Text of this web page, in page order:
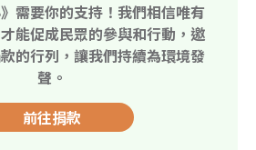
需要你的支持！我們相信唯有
能促成民眾的參與和行動，邀
的行列，讓我們持續為環境發
聲。
前往捐款